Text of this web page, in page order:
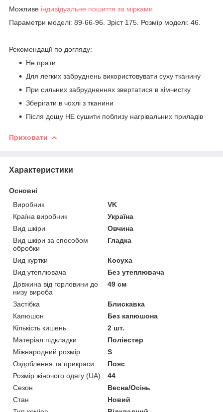
Можливе індивідуальне пошиття за мірками
Параметри моделі: 89-66-96. Зріст 175. Розмір моделі: 46.
Рекомендації по догляду:
Не прати
Для легких забруднень використовувати суху тканину
При сильних забрудненнях звертатися в хімчистку
Зберігати в чохлі з тканини
Після дощу НЕ сушити поблизу нагрівальних приладів
Приховати
Характеристики
Основні
Виробник
VK
Країна виробник
Україна
Вид шкіри
Овчина
Вид шкіри за способом
обробки
Гладка
Вид куртки
Косуха
Вид утеплювача
Без утеплювача
Довжина від горловини до
низу вироба
49 см
Застібка
Блискавка
Капюшон
Без капюшона
Кількість кишень
2 шт.
Матеріал підкладки
Поліестер
Міжнародний розмір
S
Оздоблення та прикраси
Пояс
Розмір жіночого одягу (UA)
44
Сезон
Весна/Осінь
Стан
Новий